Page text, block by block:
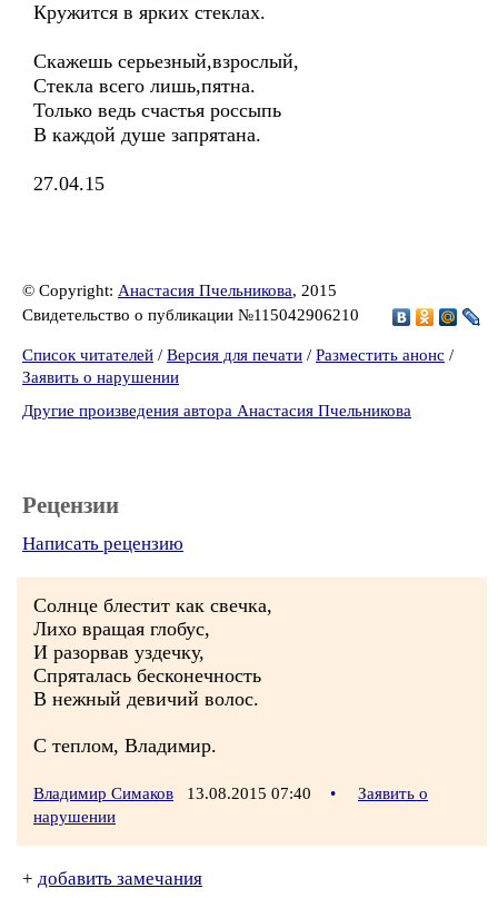
Кружится в ярких стеклах.
Скажешь серьезный,взрослый,
Стекла всего лишь,пятна.
Только ведь счастья россыпь
В каждой душе запрятана.
27.04.15
© Copyright: Анастасия Пчельникова, 2015
Свидетельство о публикации №115042906210
Список читателей / Версия для печати / Разместить анонс /
Заявить о нарушении
Другие произведения автора Анастасия Пчельникова
Рецензии
Написать рецензию
Солнце блестит как свечка,
Лихо вращая глобус,
И разорвав уздечку,
Спряталась бесконечность
В нежный девичий волос.
С теплом, Владимир.
Владимир Симаков 13.08.2015 07:40 •
Заявить о
нарушении
+ добавить замечания